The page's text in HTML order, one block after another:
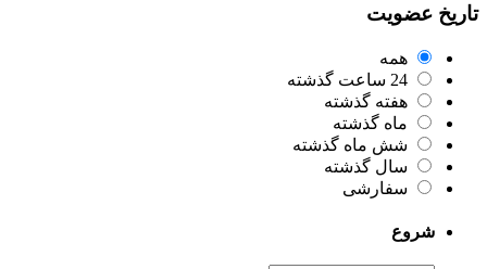
تاریخ عضویت
همه
24 ساعت گذشته
هفته گذشته
ماه گذشته
شش ماه گذشته
سال گذشته
سفارشی
شروع